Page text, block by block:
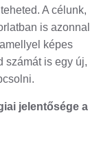
A célunk,
is azonnal
képes
számát is egy új,
jelentősége a